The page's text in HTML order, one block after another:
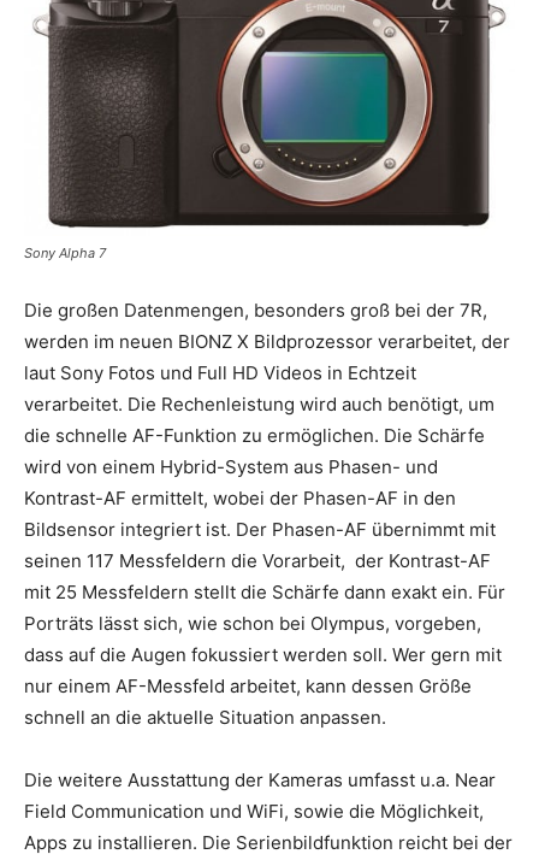
Sony Alpha 7
Die großen Datenmengen, besonders groß bei der 7R,
werden im neuen BIONZ X Bildprozessor verarbeitet, der
laut Sony Fotos und Full HD Videos in Echtzeit
verarbeitet. Die Rechenleistung wird auch benötigt, um
die schnelle AF-Funktion zu ermöglichen. Die Schärfe
wird von einem Hybrid-System aus Phasen- und
Kontrast-AF ermittelt, wobei der Phasen-AF in den
Bildsensor integriert ist. Der Phasen-AF übernimmt mit
seinen 117 Messfeldern die Vorarbeit, der Kontrast-AF
mit 25 Messfeldern stellt die Schärfe dann exakt ein. Für
Porträts lässt sich, wie schon bei Olympus, vorgeben,
dass auf die Augen fokussiert werden soll. Wer gern mit
nur einem AF-Messfeld arbeitet, kann dessen Größe
schnell an die aktuelle Situation anpassen.
Die weitere Ausstattung der Kameras umfasst u.a. Near
Field Communication und WiFi, sowie die Möglichkeit,
Apps zu installieren. Die Serienbildfunktion reicht bei der